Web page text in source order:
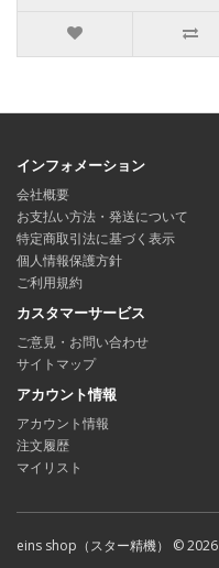
インフォメーション
会社概要
お支払い方法・発送について
特定商取引法に基づく表示
個人情報保護方針
ご利用規約
カスタマーサービス
ご意見・お問い合わせ
サイトマップ
アカウント情報
アカウント情報
注文履歴
マイリスト
eins shop（スター精機） © 2026